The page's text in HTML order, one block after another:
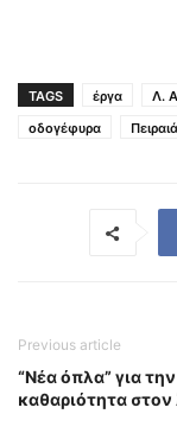
TAGS έργα
Λ.
οδογέφυρα
Previous article
“Νέα όπλα” για την
καθαριότητα στον